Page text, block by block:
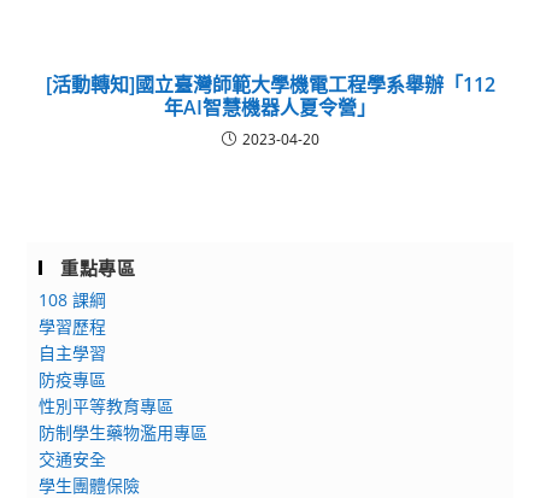
[活動轉知]國立臺灣師範大學機電工程學系舉辦「112
年AI智慧機器人夏令營」
2023-04-20
重點專區
108 課綱
學習歷程
自主學習
防疫專區
性別平等教育專區
防制學生藥物濫用專區
交通安全
學生團體保險